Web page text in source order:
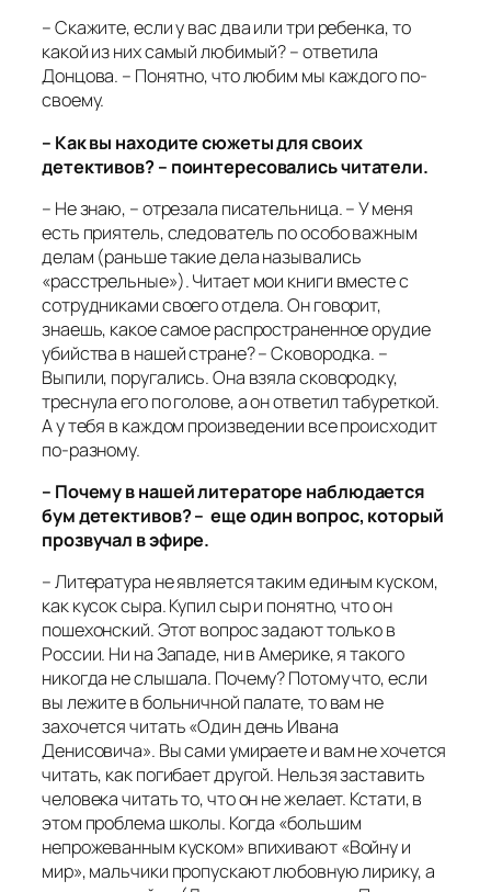
– Скажите, если у вас два или три ребенка, то
какой из них самый любимый? – ответила
Донцова. – Понятно, что любим мы каждого по-
своему.
– Как вы находите сюжеты для своих
детективов? – поинтересовались читатели.
– Не знаю, – отрезала писательница. – У меня
есть приятель, следователь по особо важным
делам (раньше такие дела назывались
«расстрельные»). Читает мои книги вместе с
сотрудниками своего отдела. Он говорит,
знаешь, какое самое распространенное орудие
убийства в нашей стране? – Сковородка. –
Выпили, поругались. Она взяла сковородку,
треснула его по голове, а он ответил табуреткой.
А у тебя в каждом произведении все происходит
по-разному.
– Почему в нашей литераторе наблюдается
бум детективов? – еще один вопрос, который
прозвучал в эфире.
– Литература не является таким единым куском,
как кусок сыра. Купил сыр и понятно, что он
пошехонский. Этот вопрос задают только в
России. Ни на Западе, ни в Америке, я такого
никогда не слышала. Почему? Потому что, если
вы лежите в больничной палате, то вам не
захочется читать «Один день Ивана
Денисовича». Вы сами умираете и вам не хочется
читать, как погибает другой. Нельзя заставить
человека читать то, что он не желает. Кстати, в
этом проблема школы. Когда «большим
непрожеванным куском» впихивают «Войну и
мир», мальчики пропускают любовную лирику, а